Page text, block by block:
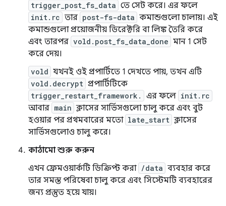
trigger_post_fs_data তে সেট করে। এর ফলে
init.rc তার post-fs-data কমান্ডগুলো চালায়। এই
কমান্ডগুলো প্রয়োজনীয় ডিরেক্টরি বা লিঙ্ক তৈরি করে
এবং তারপর vold.post_fs_data_done মান 1 সেট
করে দেয়।
vold যখনই ওই প্রপার্টিতে 1 দেখতে পায়, তখন এটি
vold.decrypt প্রপার্টিটিকে
trigger_restart_framework. এর ফলে init.rc
আবার main ক্লাসের সার্ভিসগুলো চালু করে এবং বুট
হওয়ার পর প্রথমবারের মতো late_start ক্লাসের
সার্ভিসগুলোও চালু করে।
কাঠামো শুরু করুন
এখন ফ্রেমওয়ার্কটি ডিক্রিপ্ট করা /data ব্যবহার করে
তার সমস্ত পরিষেবা চালু করে এবং সিস্টেমটি ব্যবহারের
জন্য প্রস্তুত হয়ে যায়।